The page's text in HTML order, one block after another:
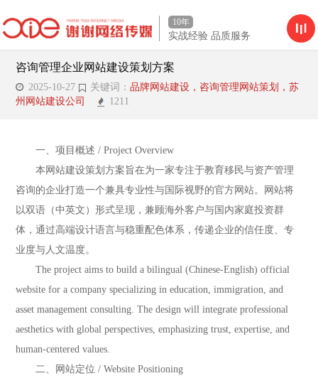
10年
实战经验 品质服务
咨询管理企业网站建设策划方案
2025-10-27 关键词：品牌网站建设，咨询管理网站策划，苏
州网站建设公司
1211
一、项目概述 / Project Overview
本网站建设策划方案旨在为一家专注于教育移民与资产管理
咨询的企业打造一个兼具专业性与国际视野的官方网站。网站将
以双语（中英文）形式呈现，兼顾海外客户与国内家庭投资群
体，通过高端设计语言与稳重配色体系，传递企业的信任度、专
业度与人文温度。
The project aims to build a bilingual (Chinese-English) official
website for a company specializing in education, immigration, and
asset management consulting. The design will integrate professional
aesthetics with global perspectives, emphasizing trust, expertise, and
human-centered values.
二、网站定位 / Website Positioning